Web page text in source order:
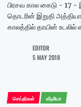
பிரசவ கால கைடு -
தொடரின் இறுதி
காலத்தில் தாயின்
EDITOR
5 MAY 2018
செய்திகள் வீடியோ